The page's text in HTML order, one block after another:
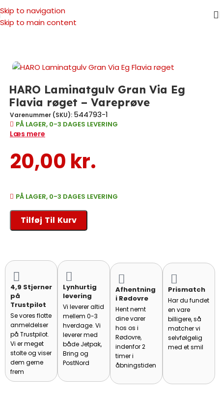
Skip to navigation
Skip to main content
Forside /Vareprøver
HARO Laminatgulv Gran Via Eg
Flavia røget – Vareprøve
Varenummer (SKU): 544793-1
PÅ LAGER, 0-3 DAGES LEVERING
Læs mere
20,00 kr.
PÅ LAGER, 0-3 DAGES LEVERING
Tilføj Til Kurv
4,9 Stjerner
på
Trustpilot
Se vores flotte
anmeldelser
på Trustpilot.
Vi er meget
stolte og viser
dem gerne
frem
Lynhurtig
levering
Vi leverer altid
mellem 0-3
hverdage. Vi
leverer med
både Jetpak,
Bring og
PostNord
Afhentning
i Rødovre
Hent nemt
dine varer
hos os i
Rødovre,
indenfor 2
timer i
åbningstiden
Prismatch
Har du fundet
en vare
billigere, så
matcher vi
selvfølgelig
med et smil